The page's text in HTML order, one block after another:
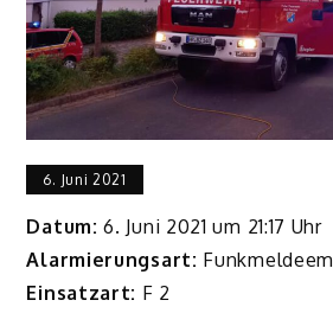
6. Juni 2021
Datum: 6. Juni 2021 um 21:17 Uhr
Alarmierungsart:
Einsatzart: F 2